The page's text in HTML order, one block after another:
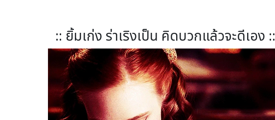
:: ยิ้มเก่ง ร่าเริงเป็น คิดบวกแล้วจะดีเอง ::